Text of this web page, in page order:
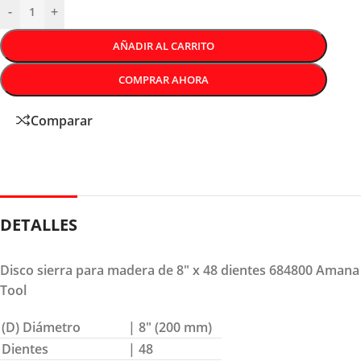
- +
AÑADIR AL CARRITO
COMPRAR AHORA
Comparar
DETALLES
Disco sierra para madera de 8″ x 48 dientes 684800 Amana
Tool
(D) Diámetro
| 8″ (200 mm)
Dientes
| 48